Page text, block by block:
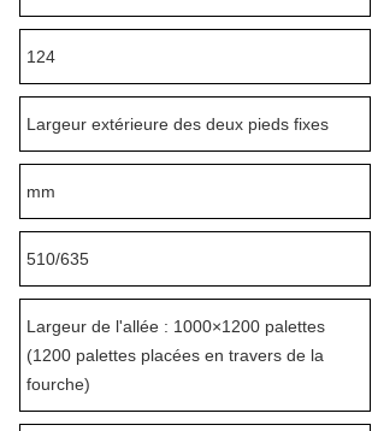
124
Largeur extérieure des deux pieds fixes
mm
510/635
Largeur de l'allée : 1000×1200 palettes
(1200 palettes placées en travers de la
fourche)